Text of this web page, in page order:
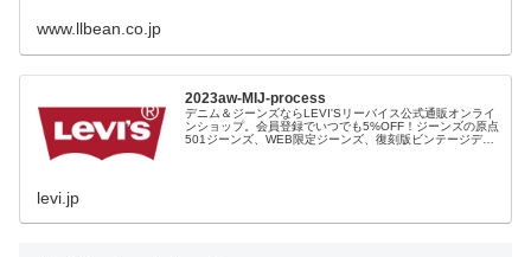
www.llbean.co.jp
2023aw-MIJ-process
デニム＆ジーンズならLEVI'Sリーバイス公式通販オンライ
ンショップ。会員登録でいつでも5%OFF！ジーンズの原点
501ジーンズ、WEB限定ジーンズ、復刻版ビンテージデニ
levi.jp